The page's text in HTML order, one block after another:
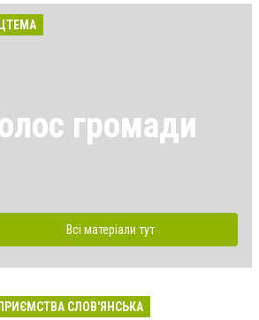
громади
Всі матеріали тут
СЛОВ'ЯНСЬКА